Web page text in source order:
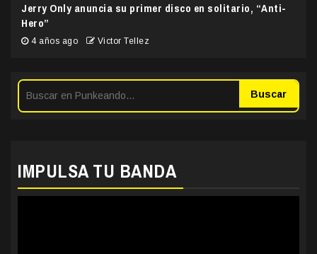
Jerry Only anuncia su primer disco en solitario, “Anti-
Hero”
4 años ago Victor Tellez
Buscar
IMPULSA TU BANDA